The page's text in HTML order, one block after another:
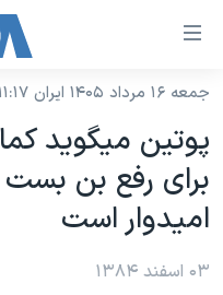
لینکهای
دسترسی
جهش
به
محتوای
اصلی
نسخه سبک وب‌سایت
موضوع ها
ایران
آمریکا
برنامه های تلویزیونی
جدول برنامه ها
جمعه ۱۶ مرداد ۱۴۰۵ ایران ۱۱:۱۷
پوتين ميگويد
برای رفع بن بست
اميدوار است
۰۳ اسفند ۱۳۸۴